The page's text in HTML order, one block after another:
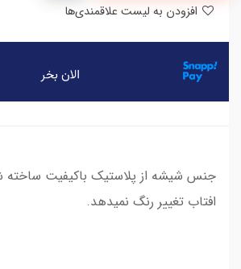
جنس شیشه از پلاستیک باکیفیت ساخته
افتاب تغییر رنگ نمیدهد.